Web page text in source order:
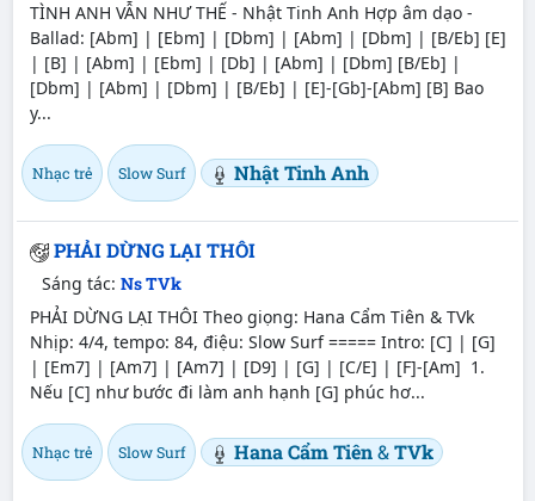
TÌNH ANH VẪN NHƯ THẾ - Nhật Tinh Anh Hợp âm dạo -
Ballad: [Abm] | [Ebm] | [Dbm] | [Abm] | [Dbm] | [B/Eb] [E]
| [B] | [Abm] | [Ebm] | [Db] | [Abm] | [Dbm] [B/Eb] |
[Dbm] | [Abm] | [Dbm] | [B/Eb] | [E]-[Gb]-[Abm] [B] Bao
y...
Nhạc trẻ Slow Surf Nhật Tinh Anh
PHẢI DỪNG LẠI THÔI
Sáng tác: Ns TVk
PHẢI DỪNG LẠI THÔI Theo giọng: Hana Cẩm Tiên & TVk
Nhịp: 4/4, tempo: 84, điệu: Slow Surf ===== Intro: [C] | [G]
| [Em7] | [Am7] | [Am7] | [D9] | [G] | [C/E] | [F]-[Am] 1.
Nếu [C] như bước đi làm anh hạnh [G] phúc hơ...
Nhạc trẻ Slow Surf Hana Cẩm Tiên&TVk